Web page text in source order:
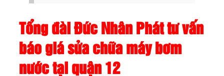
Tổng đài Đức Nhân Phát tư vấn
báo giá sửa chữa máy bơm
nước tại quận 12